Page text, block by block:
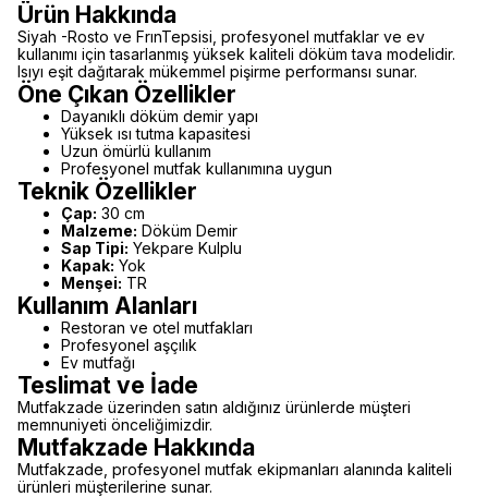
Ürün Hakkında
Siyah -Rosto ve FrınTepsisi, profesyonel mutfaklar ve ev
kullanımı için tasarlanmış yüksek kaliteli döküm tava modelidir.
Isıyı eşit dağıtarak mükemmel pişirme performansı sunar.
Öne Çıkan Özellikler
Dayanıklı döküm demir yapı
Yüksek ısı tutma kapasitesi
Uzun ömürlü kullanım
Profesyonel mutfak kullanımına uygun
Teknik Özellikler
Çap: 30 cm
Malzeme: Döküm Demir
Sap Tipi: Yekpare Kulplu
Kapak: Yok
Menşei: TR
Kullanım Alanları
Restoran ve otel mutfakları
Profesyonel aşçılık
Ev mutfağı
Teslimat ve İade
Mutfakzade üzerinden satın aldığınız ürünlerde müşteri
memnuniyeti önceliğimizdir.
Mutfakzade Hakkında
Mutfakzade, profesyonel mutfak ekipmanları alanında kaliteli
ürünleri müşterilerine sunar.